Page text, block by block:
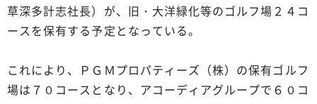
草深多計志社長）が、旧・大洋緑化等のゴルフ場２４コ
ースを保有する予定となっている。
これにより、ＰＧＭプロパティーズ（株）の保有ゴルフ
場は７０コースとなり、アコーディアグループで６０コ